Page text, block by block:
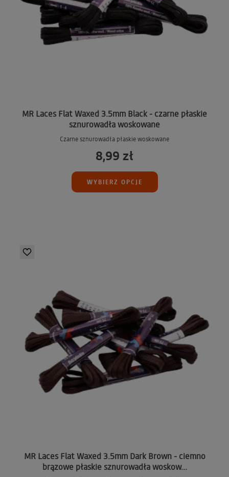
MR Laces Flat Waxed 3.5mm Black - czarne płaskie
sznurowadła woskowane
Czarne sznurowadła płaskie woskowane
8,99 zł
WYBIERZ OPCJE
MR Laces Flat Waxed 3.5mm Dark Brown - ciemno
brązowe płaskie sznurowadła woskow...